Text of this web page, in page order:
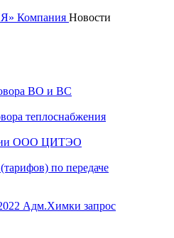
Компания Новости
ВО и ВС
теплоснабжения
ООО ЦИТЭО
по передаче
Адм.Химки запрос